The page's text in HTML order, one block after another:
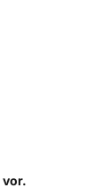
vor.